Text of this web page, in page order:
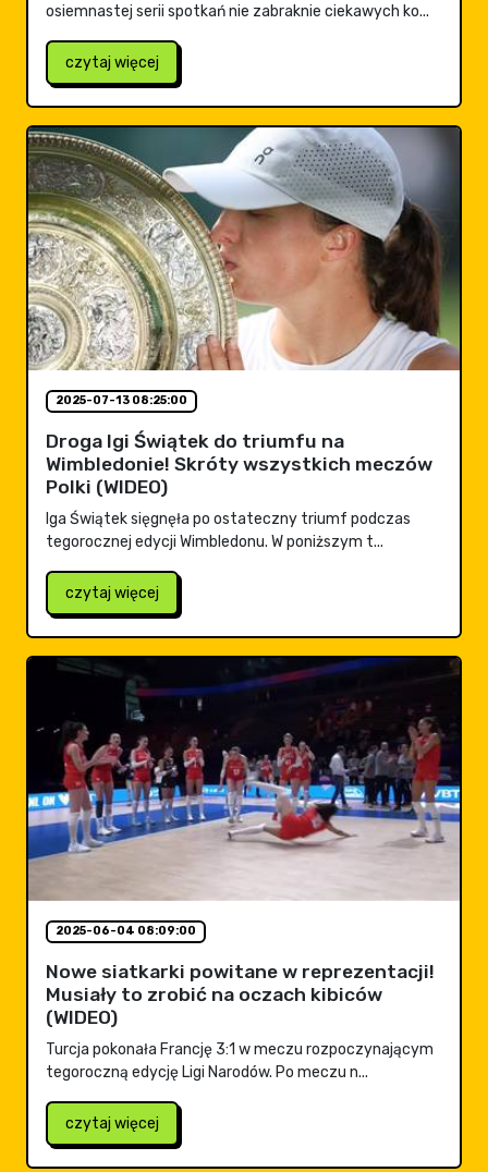
osiemnastej serii spotkań nie zabraknie ciekawych ko...
czytaj więcej
2025-07-13 08:25:00
Droga Igi Świątek do triumfu na
Wimbledonie! Skróty wszystkich meczów
Polki (WIDEO)
Iga Świątek sięgnęła po ostateczny triumf podczas
tegorocznej edycji Wimbledonu. W poniższym t...
czytaj więcej
2025-06-04 08:09:00
Nowe siatkarki powitane w reprezentacji!
Musiały to zrobić na oczach kibiców
(WIDEO)
Turcja pokonała Francję 3:1 w meczu rozpoczynającym
tegoroczną edycję Ligi Narodów. Po meczu n...
czytaj więcej